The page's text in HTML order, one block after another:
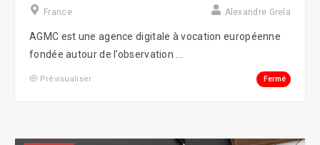
France Alexandre Grela
AGMC est une agence digitale à vocation européenne
fondée autour de l’observation ...
Prévisualiser Fermé